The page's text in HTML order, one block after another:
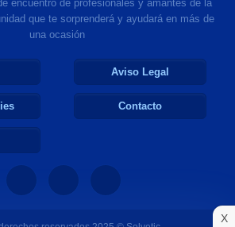
X
encuentro de profesionales y amantes de la
que te sorprenderá y ayudará en más de
una ocasión
Aviso Legal
Contacto